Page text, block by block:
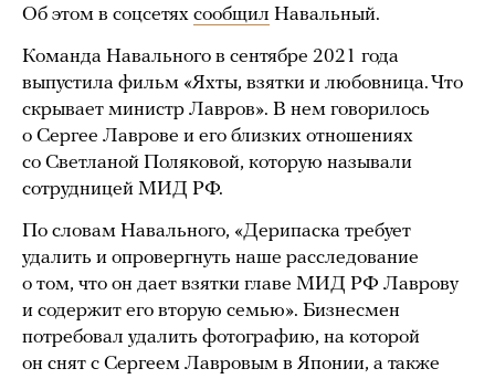
Об этом в соцсетях сообщил Навальный.
Команда Навального в сентябре 2021 года
выпустила фильм «Яхты, взятки и любовница. Что
скрывает министр Лавров». В нем говорилось
о Сергее Лаврове и его близких отношениях
со Светланой Поляковой, которую называли
сотрудницей МИД РФ.
По словам Навального, «Дерипаска требует
удалить и опровергнуть наше расследование
о том, что он дает взятки главе МИД РФ Лаврову
и содержит его вторую семью». Бизнесмен
потребовал удалить фотографию, на которой
он снят c Сергеем Лавровым в Японии, а также